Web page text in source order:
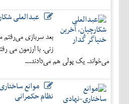
عبدالعلی
بعد سربازی می‌رفتم
زنی. با ارزمون می
می‌خواند. یک پولی هم می‌دادند....
موانع
نظام حکمرانی